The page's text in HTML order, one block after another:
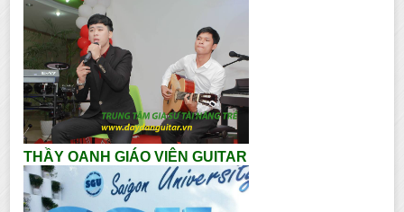
THẦY OANH GIÁO VIÊN GUITAR